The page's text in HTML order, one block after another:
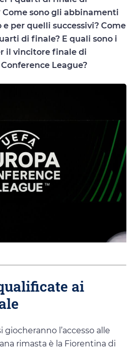
Come sono gli abbinamenti
per quelli successivi? Come
di finale? E quali sono i
il vincitore finale di
League?
ai
giocheranno l’accesso alle
rimasta è la Fiorentina di